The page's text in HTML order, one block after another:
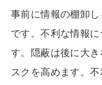
事前に情報の棚卸
です。不利な情報
す。隠蔽は後に大
スクを高めます。